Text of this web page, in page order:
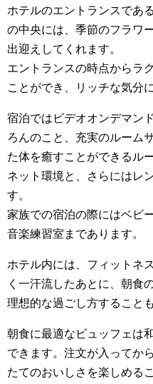
ホテルのエントランスであ
の中央には、季節のフラワ
出迎えしてくれます。
エントランスの時点からラ
ことができ、リッチな気分
宿泊ではビデオオンデマン
ろんのこと、充実のルーム
た体を癒すことができるル
ネット環境と、さらにはレ
す。
家族での宿泊の際にはベビ
音楽練習室まであります。
ホテル内には、フィットネ
く一汗流したあとに、朝食
理想的な過ごし方すること
朝食に最適なビュッフェは
できます。注文が入ってか
たてのおいしさを楽しめる